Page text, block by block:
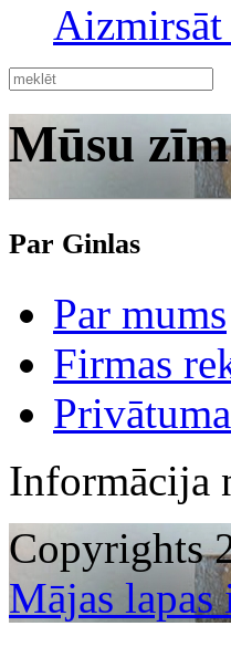
Mūsu
Par Ginlas
Par mums
Firmas
Informācija
Copyrights
Mājas lapas